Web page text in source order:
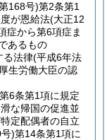
168号)第2条第1
が恩給法(大正12
症から第6項症ま
あるもの
る法律(平成6年法
生労働大臣の認
第6条第1項に規定
な帰国の促進並
定配偶者の自立
)第14条第1項に